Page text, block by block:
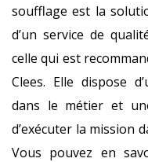
soufflage est la
d’un service de
celle qui est
Clees. Elle dispose
dans le métier et
d’exécuter la mission
Vous pouvez en